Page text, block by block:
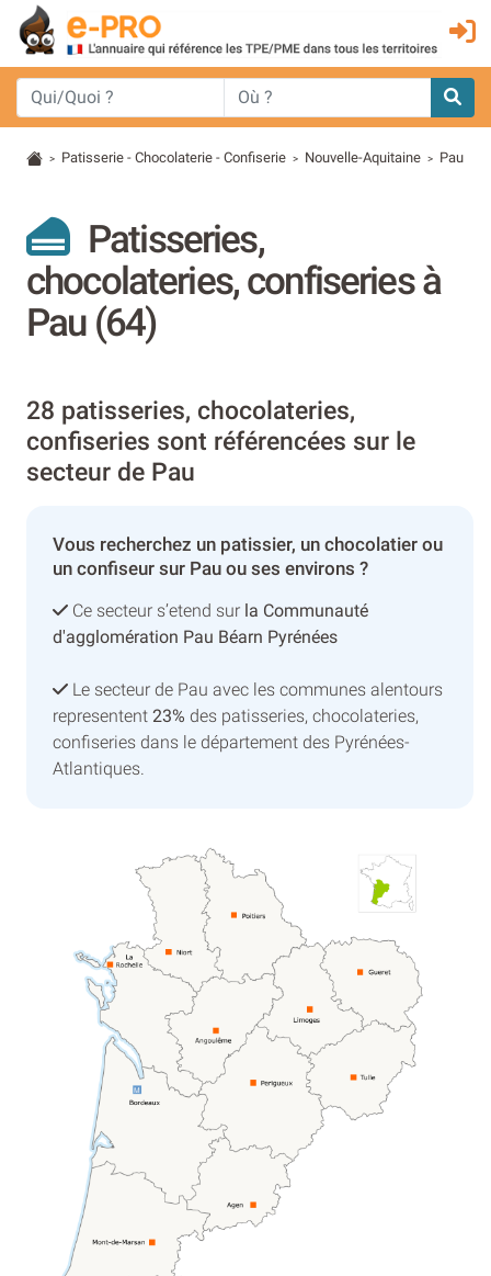
> Patisserie - Chocolaterie - Confiserie > Nouvelle-Aquitaine > Pau
Patisseries,
chocolateries, confiseries à
Pau (64)
28 patisseries, chocolateries,
confiseries sont référencées sur le
secteur de Pau
Vous recherchez un patissier, un chocolatier ou
un confiseur sur Pau ou ses environs ?
Ce secteur s’etend sur la Communauté
d'agglomération Pau Béarn Pyrénées
Le secteur de Pau avec les communes alentours
representent 23% des patisseries, chocolateries,
confiseries dans le département des Pyrénées-
Atlantiques.